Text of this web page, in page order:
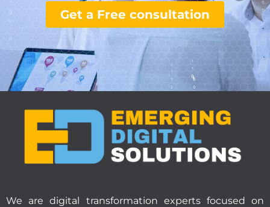
Get a Free consultation
We are digital transformation experts focused on